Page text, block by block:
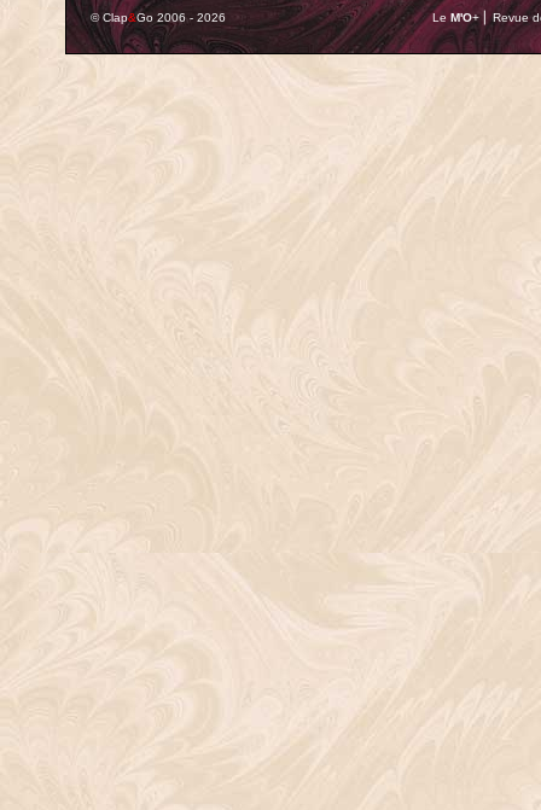
© Clap&Go 2006 - 2026 Le M'O+ ⎢ Revue